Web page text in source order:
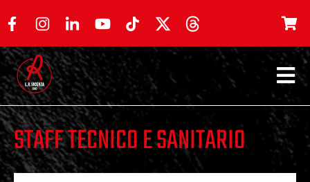
STAFF TECNICO E SANITARIO